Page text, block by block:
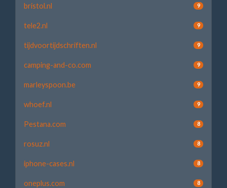
bristol.nl 9
tele2.nl 9
tijdvoortijdschriften.nl 9
camping-and-co.com 9
marleyspoon.be 9
whoef.nl 9
Pestana.com 8
rosuz.nl 8
iphone-cases.nl 8
oneplus.com 8